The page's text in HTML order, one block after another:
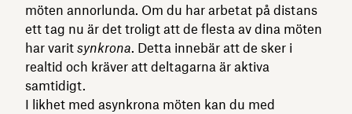
möten annorlunda. Om du har arbetat på distans
ett tag nu är det troligt att de flesta av dina möten
har varit synkrona. Detta innebär att de sker i
realtid och kräver att deltagarna är aktiva
samtidigt.
I likhet med asynkrona möten kan du med